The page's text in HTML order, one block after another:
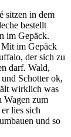
sitzen in dem
bestellt
im Gepäck.
Mit im Gepäck
der sich zu
darf. Wald,
Schotter ok,
wirklich was
Wagen zum
lies sich
und so